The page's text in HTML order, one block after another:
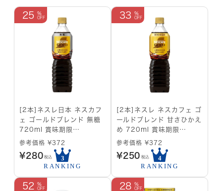
25
[2本]ネスレ日本 ネスカフ
ェ ゴールドブレンド 無糖
720ml 賞味期限
2025.05.30
参考価格 ¥372
¥280 税込
33
[2本]ネスレ ネスカフェ ゴ
ールドブレンド 甘さひかえ
め 720ml 賞味期限
2025.05.31
参考価格 ¥372
¥250 税込
52 28